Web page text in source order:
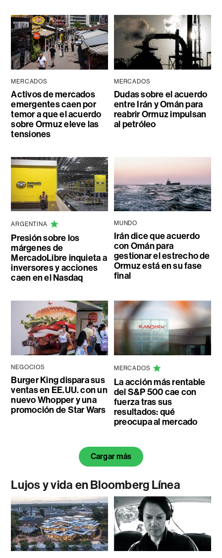
MERCADOS
Activos de mercados
emergentes caen por
temor a que el acuerdo
sobre Ormuz eleve las
tensiones
MERCADOS
Dudas sobre el acuerdo
entre Irán y Omán para
reabrir Ormuz impulsan
al petróleo
ARGENTINA
Presión sobre los
márgenes de
MercadoLibre inquieta a
inversores y acciones
caen en el Nasdaq
MUNDO
Irán dice que acuerdo
con Omán para
gestionar el estrecho de
Ormuz está en su fase
final
NEGOCIOS
Burger King dispara sus
ventas en EE.UU. con un
nuevo Whopper y una
promoción de Star Wars
MERCADOS
La acción más rentable
del S&P 500 cae con
fuerza tras sus
resultados: qué
preocupa al mercado
Cargar más
Lujos y vida en Bloomberg Línea